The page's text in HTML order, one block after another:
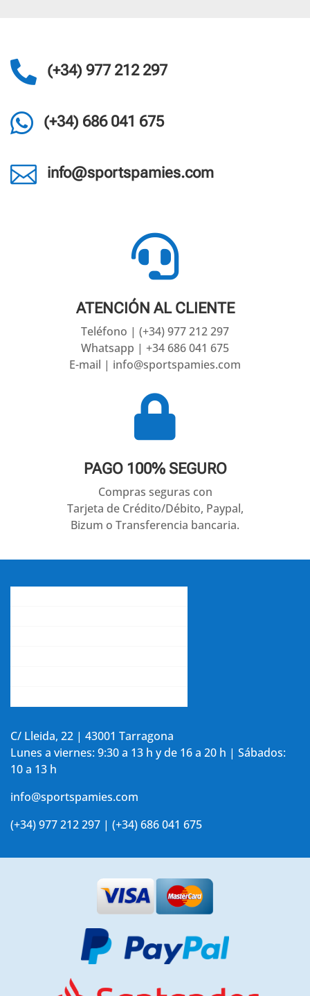
 (+34) 977 212 297
 (+34) 686 041 675
 info@sportspamies.com

ATENCIÓN AL CLIENTE
Teléfono | (+34) 977 212 297
Whatsapp | +34 686 041 675
E-mail | info@sportspamies.com

PAGO 100% SEGURO
Compras seguras con
Tarjeta de Crédito/Débito, Paypal,
Bizum o Transferencia bancaria.
C/ Lleida, 22 | 43001 Tarragona
Lunes a viernes: 9:30 a 13 h y de 16 a 20 h | Sábados:
10 a 13 h
info@sportspamies.com
(+34) 977 212 297 | (+34) 686 041 675